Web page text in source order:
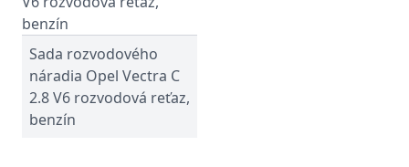
Sada rozvodového
náradia Opel Vectra C
2.8 V6 rozvodová reťaz,
benzín